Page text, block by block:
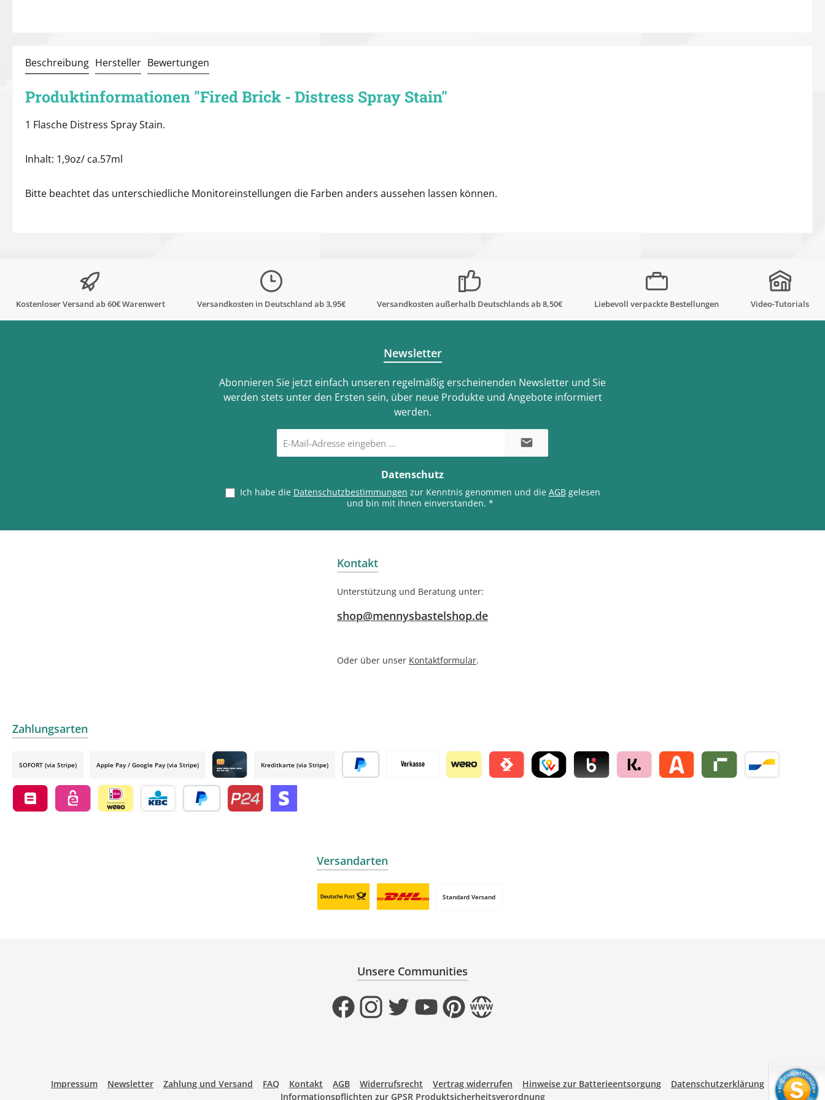
Beschreibung Hersteller Bewertungen
Produktinformationen "Fired Brick - Distress Spray Stain"
1 Flasche Distress Spray Stain.
Inhalt: 1,9oz/ ca.57ml
Bitte beachtet das unterschiedliche Monitoreinstellungen die Farben anders aussehen lassen können.
Kostenloser Versand ab 60€ Warenwert Versandkosten in Deutschland ab 3,95€ Versandkosten außerhalb Deutschlands ab 8,50€ Liebevoll verpackte Bestellungen Video-Tutorials
Newsletter
Abonnieren Sie jetzt einfach unseren regelmäßig erscheinenden Newsletter und Sie
werden stets unter den Ersten sein, über neue Produkte und Angebote informiert
werden.
Mail-
Adresse
Datenschutz
Ich habe die Datenschutzbestimmungen zur Kenntnis genommen und die AGBgelesen
und bin mit ihnen einverstanden. *
Kontakt
Unterstützung und Beratung unter:
shop@mennysbastelshop.de
Oder über unser Kontaktformular.
Zahlungsarten
SOFORT (via Stripe) Apple Pay / Google Pay (via Stripe)
Credit card by mollie
Kreditkarte (via Stripe)
Versandarten
Standard Versand
Unsere Communities
FacebookInstagramTwitterYouTubePinterestWebsite
Impressum Newsletter Zahlung und Versand FAQ Kontakt AGB Widerrufsrecht Vertrag widerrufen Hinweise zur Batterieentsorgung
Datenschutzerklärung
Informationspflichten zur GPSR Produktsicherheitsverordnung